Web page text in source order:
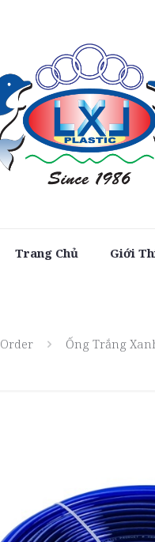
Trang Chủ Giới
Order Ống Trắng